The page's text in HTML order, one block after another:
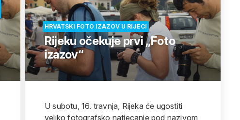
HRVATSKI FOTO IZAZOV U RIJECI
Rijeku očekuje prvi „Foto
izazov“
U subotu, 16. travnja, Rijeka će ugostiti
veliko fotografsko natjecanje pod nazivom